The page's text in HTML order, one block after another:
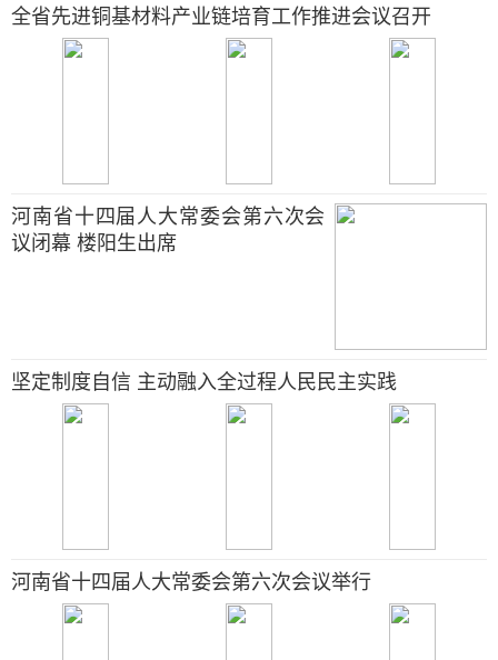
全省先进铜基材料产业链培育工作推进会议召开
河南省十四届人大常委会第六次会
议闭幕 楼阳生出席
坚定制度自信 主动融入全过程人民民主实践
河南省十四届人大常委会第六次会议举行